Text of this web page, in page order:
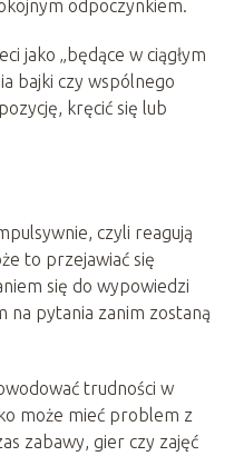
odpoczynkiem.
jako „będące w ciągłym
bajki czy wspólnego
kręcić się lub
czyli reagują
to przejawiać się
się do wypowiedzi
na pytania zanim zostaną
trudności w
może mieć problem z
zabawy, gier czy zajęć